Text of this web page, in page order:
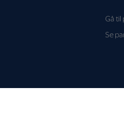
Gå til
Se